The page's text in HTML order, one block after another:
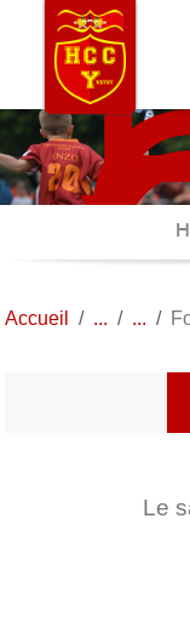
Accueil
Le
Panneau de gestion